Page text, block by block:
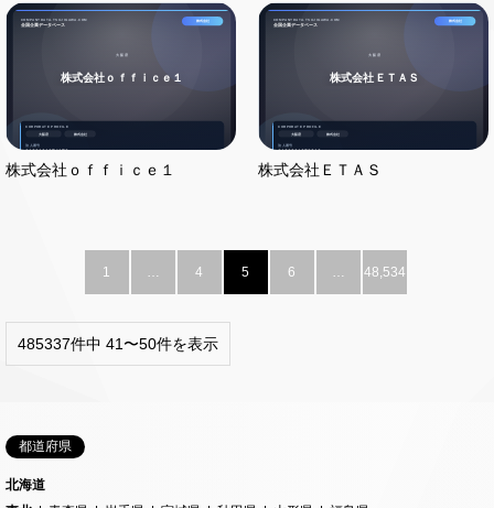
株式会社ｏｆｆｉｃｅ１ 株式会社ＥＴＡＳ
1 … 4 5 6 … 48,534
485337件中 41〜50件を表示
都道府県
北海道